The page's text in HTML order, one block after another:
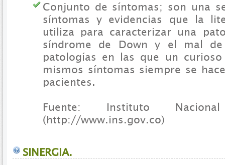
Conjunto de síntomas; son una
síntomas y evidencias que la
utiliza para caracterizar una
síndrome de Down y el mal de
patologías en las que un
mismos síntomas siempre se
pacientes.
Fuente: Instituto
(http://www.ins.gov.co)
SINERGIA.